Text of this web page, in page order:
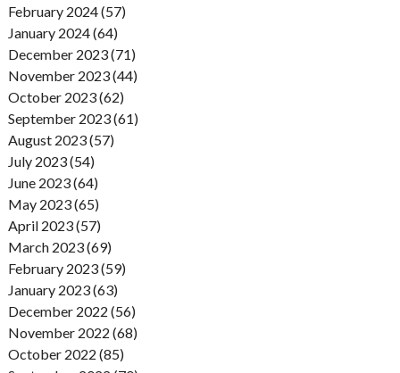
February 2024 (57)
January 2024 (64)
December 2023 (71)
November 2023 (44)
October 2023 (62)
September 2023 (61)
August 2023 (57)
July 2023 (54)
June 2023 (64)
May 2023 (65)
April 2023 (57)
March 2023 (69)
February 2023 (59)
January 2023 (63)
December 2022 (56)
November 2022 (68)
October 2022 (85)